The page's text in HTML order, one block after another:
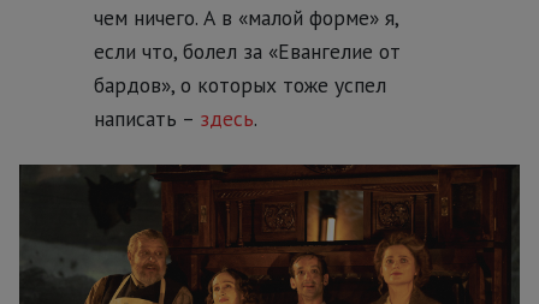
чем ничего. А в «малой форме» я,
если что, болел за «Евангелие от
бардов», о которых тоже успел
написать – здесь.